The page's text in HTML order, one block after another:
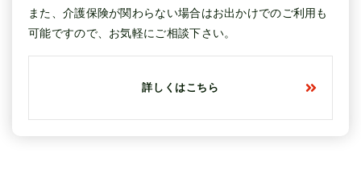
また、介護保険が関わらない場合はお出かけでのご利用も
可能ですので、お気軽にご相談下さい。
詳しくはこちら